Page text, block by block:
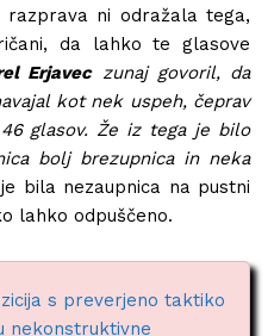
razprava ni odražala tega,
da lahko te glasove
Erjaveczunaj govoril, da
kot nek uspeh, čeprav
glasov. Že iz tega je bilo
bolj brezupnica in neka
bila nezaupnica na pustni
lahko odpuščeno.
s preverjeno taktiko
nekonstruktivne